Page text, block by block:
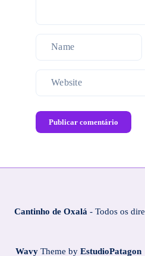
Publicar comentário
Cantinho de Oxalá - Todos os
Wavy Theme by EstudioPatagon